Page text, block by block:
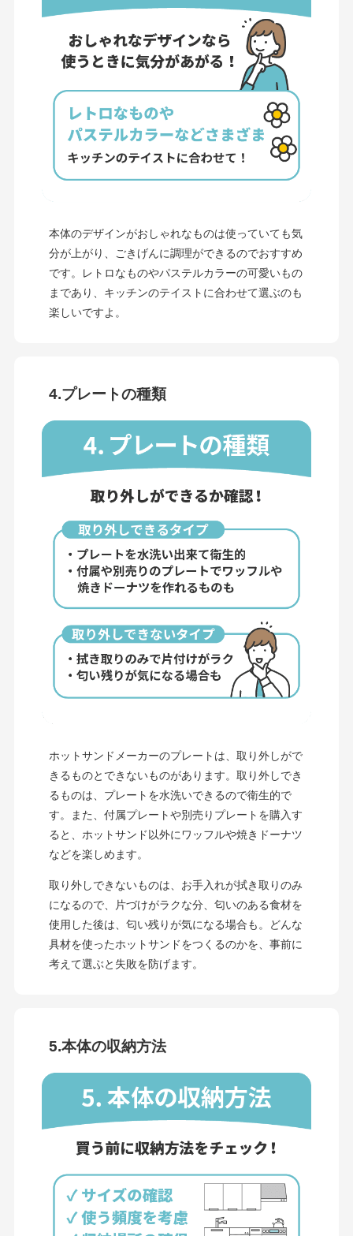
本体のデザインがおしゃれなものは使っていても気
分が上がり、ごきげんに調理ができるのでおすすめ
です。レトロなものやパステルカラーの可愛いもの
まであり、キッチンのテイストに合わせて選ぶのも
楽しいですよ。
4.プレートの種類
ホットサンドメーカーのプレートは、取り外しがで
きるものとできないものがあります。取り外しでき
るものは、プレートを水洗いできるので衛生的で
す。また、付属プレートや別売りプレートを購入す
ると、ホットサンド以外にワッフルや焼きドーナツ
などを楽しめます。
取り外しできないものは、お手入れが拭き取りのみ
になるので、片づけがラクな分、匂いのある食材を
使用した後は、匂い残りが気になる場合も。どんな
具材を使ったホットサンドをつくるのかを、事前に
考えて選ぶと失敗を防げます。
5.本体の収納方法